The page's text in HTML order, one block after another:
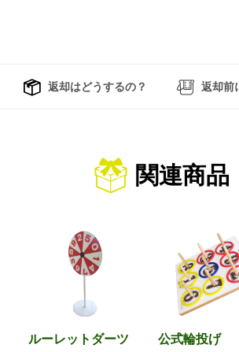
返却はどうするの？ 返却前
関連商品
ルーレットダーツ
公式輪投げ